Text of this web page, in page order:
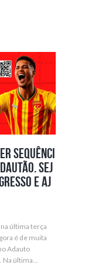
sequênci
Sej
e aj
última terça
é de muita
Adauto
última...